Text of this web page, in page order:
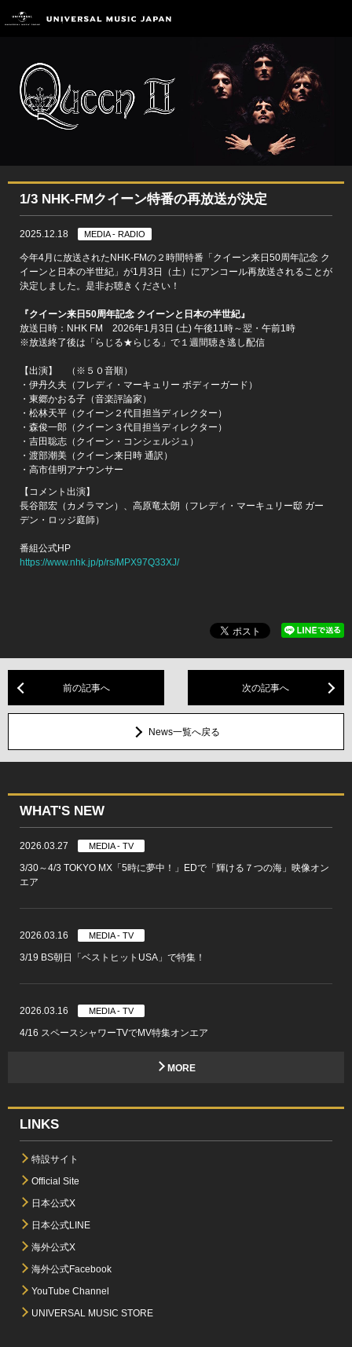
1/3 NHK-FMクイーン特番の再放送が決定
2025.12.18 MEDIA - RADIO
今年4月に放送されたNHK-FMの２時間特番「クイーン来日50周年記念 ク
イーンと日本の半世紀」が1月3日（土）にアンコール再放送されることが
決定しました。是非お聴きください！
『クイーン来日50周年記念 クイーンと日本の半世紀』
放送日時：NHK FM 2026年1月3日 (土) 午後11時～翌・午前1時
※放送終了後は「らじる★らじる」で１週間聴き逃し配信
【出演】 （※５０音順）
・伊丹久夫（フレディ・マーキュリー ボディーガード）
・東郷かおる子（音楽評論家）
・松林天平（クイーン２代目担当ディレクター）
・森俊一郎（クイーン３代目担当ディレクター）
・吉田聡志（クイーン・コンシェルジュ）
・渡部潮美（クイーン来日時 通訳）
・高市佳明アナウンサー
【コメント出演】
長谷部宏（カメラマン）、高原竜太朗（フレディ・マーキュリー邸 ガー
デン・ロッジ庭師）
番組公式HP
https://www.nhk.jp/p/rs/MPX97Q33XJ/
前の記事へ 次の記事へ
News一覧へ戻る
WHAT'S NEW
2026.03.27 MEDIA - TV
3/30～4/3 TOKYO MX「5時に夢中！」EDで「輝ける７つの海」映像オン
エア
2026.03.16 MEDIA - TV
3/19 BS朝日「ベストヒットUSA」で特集！
2026.03.16 MEDIA - TV
4/16 スペースシャワーTVでMV特集オンエア
MORE
LINKS
特設サイト
Official Site
日本公式X
日本公式LINE
海外公式X
海外公式Facebook
YouTube Channel
UNIVERSAL MUSIC STORE